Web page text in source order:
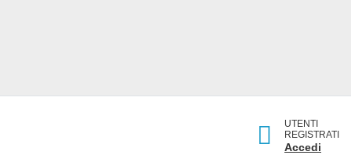
UTENTI
REGISTRATI
Accedi